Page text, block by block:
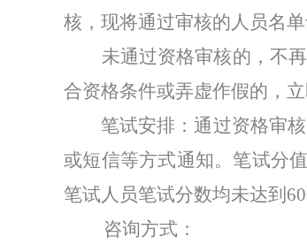
核，现将通过审核的人员名
未通过资格审核的，不
合资格条件或弄虚作假的，
笔试安排：通过资格审
或短信等方式通知。笔试分
笔试人员笔试分数均未达到 60
咨询方式 ：